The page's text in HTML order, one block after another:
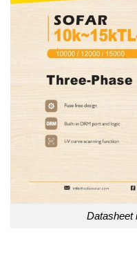
Datasheet